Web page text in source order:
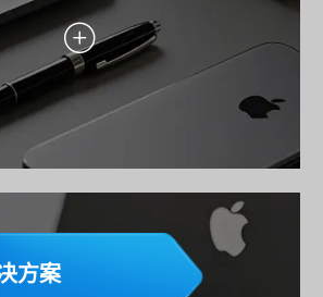
争力的网站，助力企业实现品牌传播、用
服务与业务增长的目标。
方案